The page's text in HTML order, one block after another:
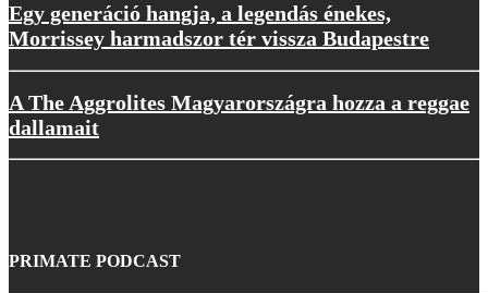
Egy generáció hangja, a legendás énekes,
Morrissey harmadszor tér vissza Budapestre
A The Aggrolites Magyarországra hozza a reggae
dallamait
PRIMATE PODCAST